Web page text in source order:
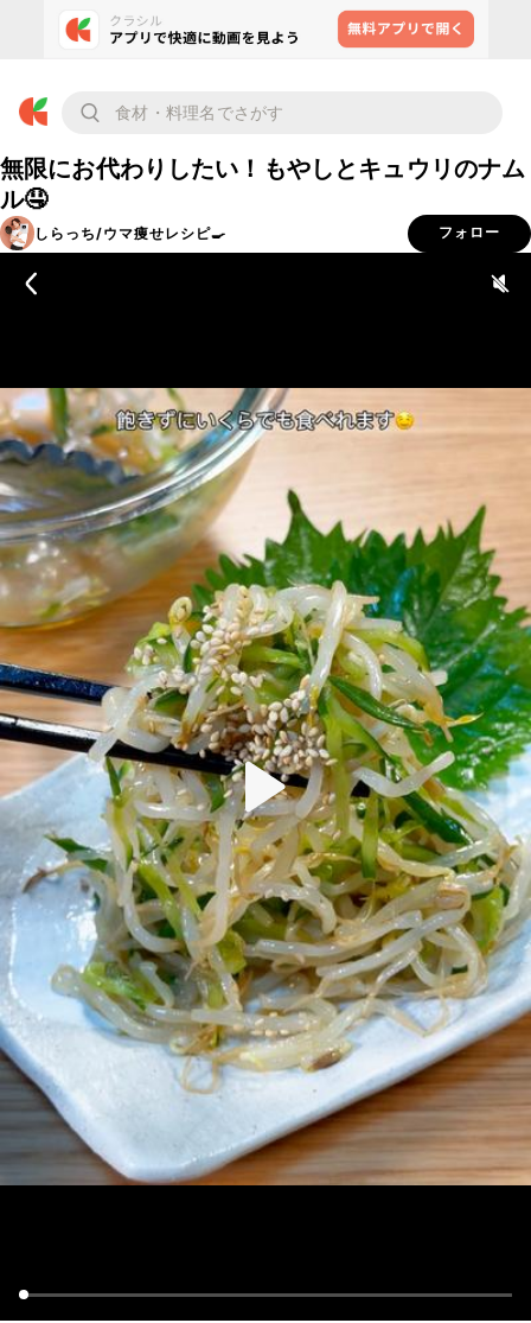
無限にお代わりしたい！もやしとキュウリのナム
ル🤤
しらっち/ウマ痩せレシピ🍳 フォロー